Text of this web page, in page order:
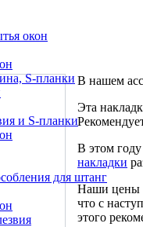
окон
S-планки
и S-планки
для штанг
В нашем
Эта
В этом
накладки
Наши цены
что с
этого